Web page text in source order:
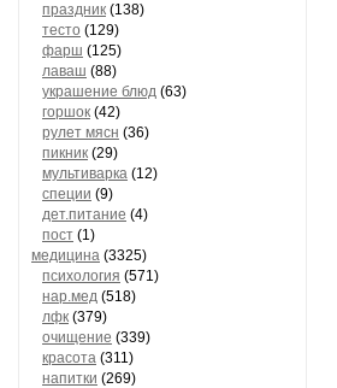
праздник (138)
тесто (129)
фарш (125)
лаваш (88)
украшение блюд (63)
горшок (42)
рулет мясн (36)
пикник (29)
мультиварка (12)
специи (9)
дет.питание (4)
пост (1)
медицина (3325)
психология (571)
нар.мед (518)
лфк (379)
очищение (339)
красота (311)
напитки (269)